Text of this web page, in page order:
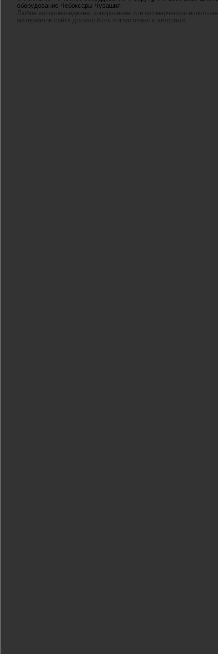
оборудование Чебоксары Чувашия
Любое воспроизведение, копирование или коммерческое
материалов сайта должно быть согласовано с авторами.